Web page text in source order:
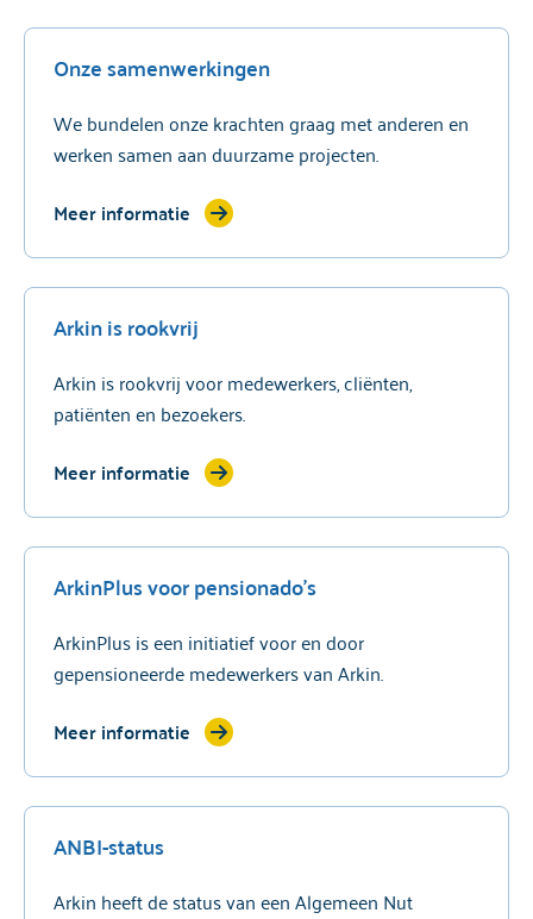
Onze samenwerkingen
We bundelen onze krachten graag met anderen en
werken samen aan duurzame projecten.
Meer informatie
Arkin is rookvrij
Arkin is rookvrij voor medewerkers, cliënten,
patiënten en bezoekers.
Meer informatie
ArkinPlus voor pensionado's
ArkinPlus is een initiatief voor en door
gepensioneerde medewerkers van Arkin.
Meer informatie
ANBI-status
Arkin heeft de status van een Algemeen Nut